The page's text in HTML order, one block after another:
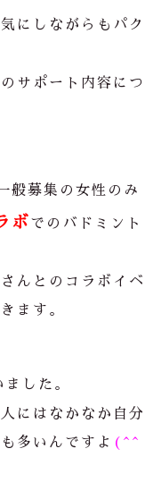
にしながらもパク
サポート内容につ
般募集の女性のみ
ボでのバドミント
んとのコラボイベ
ます。
ました。
にはなかなか自分
多いんですよ (^^